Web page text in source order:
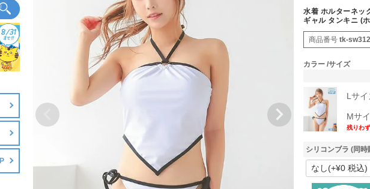
水着 ホルターネッ
ギャル タンキニ (
商品番号 tk-
カラー サイズ
Lサイ
Mサ
残りわず
シリコンブラ (同時